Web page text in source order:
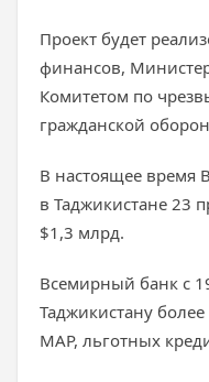
Проект будет
финансов,
Комитетом по
гражданской
В настоящее время
в Таджикистане 23
$1,3 млрд.
Всемирный банк с
Таджикистану
МАР, льготных